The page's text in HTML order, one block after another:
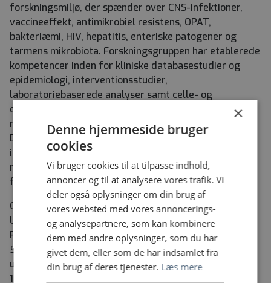
forskningsmiljø, der spænder over CNS-infektioner,
vaccineeffekt, antimikrobiel resistens, OPAT,
bakteriæmi, HIV, hepatitis, enteriske patogener og
tarmens mikrobiota. Forskningsgruppen har etablerede
kompetencer inden for kliniske databasestudier og
epidemiologi, interventionsstudier,
laboratoriebaserede analyser samt celle- og
dyremodeller. Flere ph.d.-studerende og
medicinstuderende er tilknyttet gruppen.
Du bliver en del af en afdeling, der vægter
integrationen af klinisk kvalitet og videnskabelig
nysgerrighed højt, og hvor vi prioriterer det kollegiale
fællesskab og den uformelle omgangstone.
Om Region Nordjylland og Hospitalsbyen, Aalborg
Universitetshospital:
Region Nordjylland leverer velfærd til omkring
590.000 nordjyder inden for sundhed, regional
udvikling og det specialiserede socialområde. Vi er ca.
15.000 medarbejdere om opgaven. Læs mere om
×
Denne hjemmeside bruger
cookies
Vi bruger cookies til at tilpasse indhold,
annoncer og til at analysere vores trafik. Vi
deler også oplysninger om din brug af
vores websted med vores annoncerings-
og analysepartnere, som kan kombinere
dem med andre oplysninger, som du har
givet dem, eller som de har indsamlet fra
din brug af deres tjenester. Læs mere